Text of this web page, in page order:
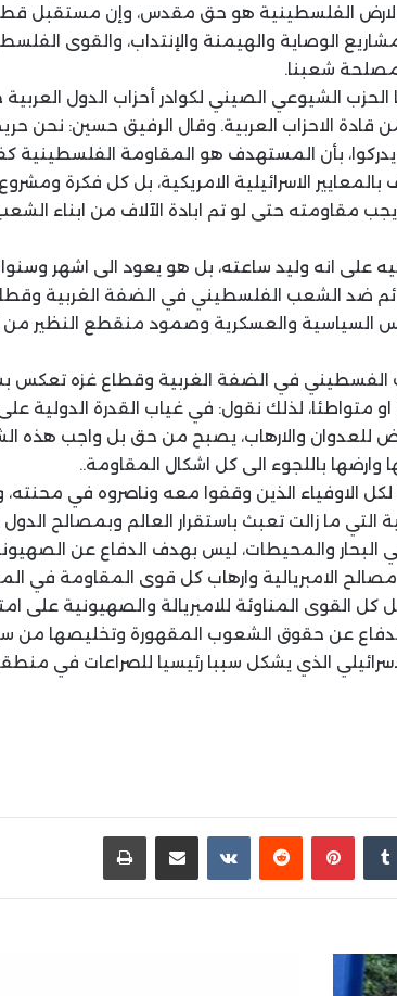
الارض الفلسطينية هو حق مقدس، وإن مستقبل
الوصاية والهيمنة والإنتداب، والقوى
شعبنا.
الشيوعي الصيني لكوادر أحزاب الدول
الاحزاب العربية. وقال الرفيق حسين: نحن
بأن المستهدف هو المقاومة الفلسطينية
الاسرائيلية الامريكية، بل كل فكرة
مقاومته حتى لو تم ابادة الآلاف من ابناء
لا يجب النظر اليه على انه وليد ساعته، بل هو يعود الى اشهر
ضد الشعب الفلسطيني في الضفة الغربية
السياسية والعسكرية وصمود منقطع النظير
الفسطيني في الضفة الغربية وقطاع غزه تعكس
متواطئا، لذلك نقول: في غياب القدرة الدولية
للعدوان والارهاب، يصبح من حق بل واجب هذه
باللجوء الى كل اشكال المقاومة..
الاوفياء الذين وقفوا معه وناصروه في
التي ما زالت تعبث باستقرار العالم وبمصالح
البحار والمحيطات، ليس بهدف الدفاع عن
الامبريالية وارهاب كل قوى المقاومة في
القوى المناوئة للامبريالة والصهيونية على
عن حقوق الشعوب المقهورة وتخليصها من
الذي يشكل سببا رئيسيا للصراعات في
بينتيريست مشاركة عبر البريد طباعة